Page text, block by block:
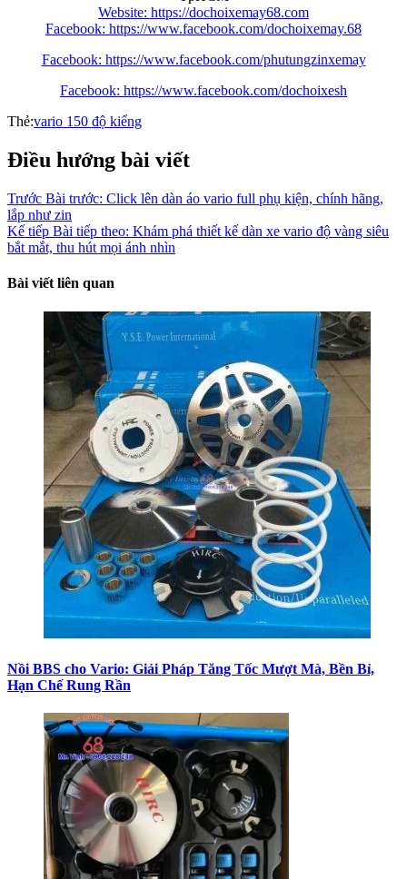
Website: https://dochoixemay68.com
Facebook: https://www.facebook.com/dochoixemay.68
Facebook: https://www.facebook.com/phutungzinxemay
Facebook: https://www.facebook.com/dochoixesh
Thẻ:vario 150 độ kiểng
Điều hướng bài viết
Trước Bài trước: Click lên dàn áo vario full phụ kiện, chính hãng,
lắp như zin
Kế tiếp Bài tiếp theo: Khám phá thiết kế dàn xe vario độ vàng siêu
bắt mắt, thu hút mọi ánh nhìn
Bài viết liên quan
Nồi BBS cho Vario: Giải Pháp Tăng Tốc Mượt Mà, Bền Bỉ,
Hạn Chế Rung Rần